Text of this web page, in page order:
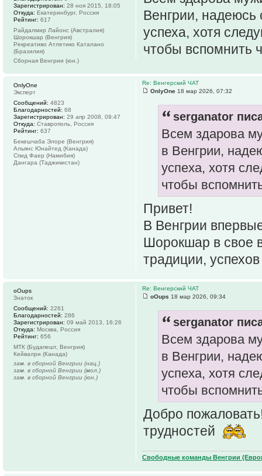
Венгрии, надеюсь
успеха, хотя
чтобы вспомнить
Зарегистрирован: 28 ноя 2015, 18:05
Откуда: Екатеринбург, Россия
Рейтинг: 617
Райдалмир Лайонс (Австралия)
Шорокшар (Венгрия)
Рекреативо Атлетико Каталано
(Бразилия)
Сборная Венгрии (юн.)
Re: Венгерский ЧАТ
OnlyOne 18 мар 2026, 07:32
serganator
Всем здарова
в Венгрии,
успеха, хотя
чтобы
Привет!
В Венгрии
Шорокшар в свое
традиции,
OnlyOne
Эксперт
Сообщений: 4823
Благодарностей: 68
Зарегистрирован: 29 апр 2008, 09:47
Откуда: Ставрополь, Россия
Рейтинг: 637
Бекешчаба Элоре (Венгрия)
Альянс Юнайтед (Канада)
Спид Фаер (Намибия)
Дангара (Таджикистан)
Re: Венгерский ЧАТ
oOups 18 мар 2026, 09:34
serganator
Всем здарова
в Венгрии,
успеха, хотя
чтобы
Добро
трудностей
Свободные команды Венгрии
oOups
Знаток
Сообщений: 2261
Благодарностей: 286
Зарегистрирован: 09 май 2013, 16:26
Откуда: Москва, Россия
Рейтинг: 656
МТК (Будапешт, Венгрия)
Кейвалри (Канада)
зам. в сборной Венгрии (нац.)
зам. в сборной Венгрии (мол.)
зам. в сборной Венгрии (юн.)